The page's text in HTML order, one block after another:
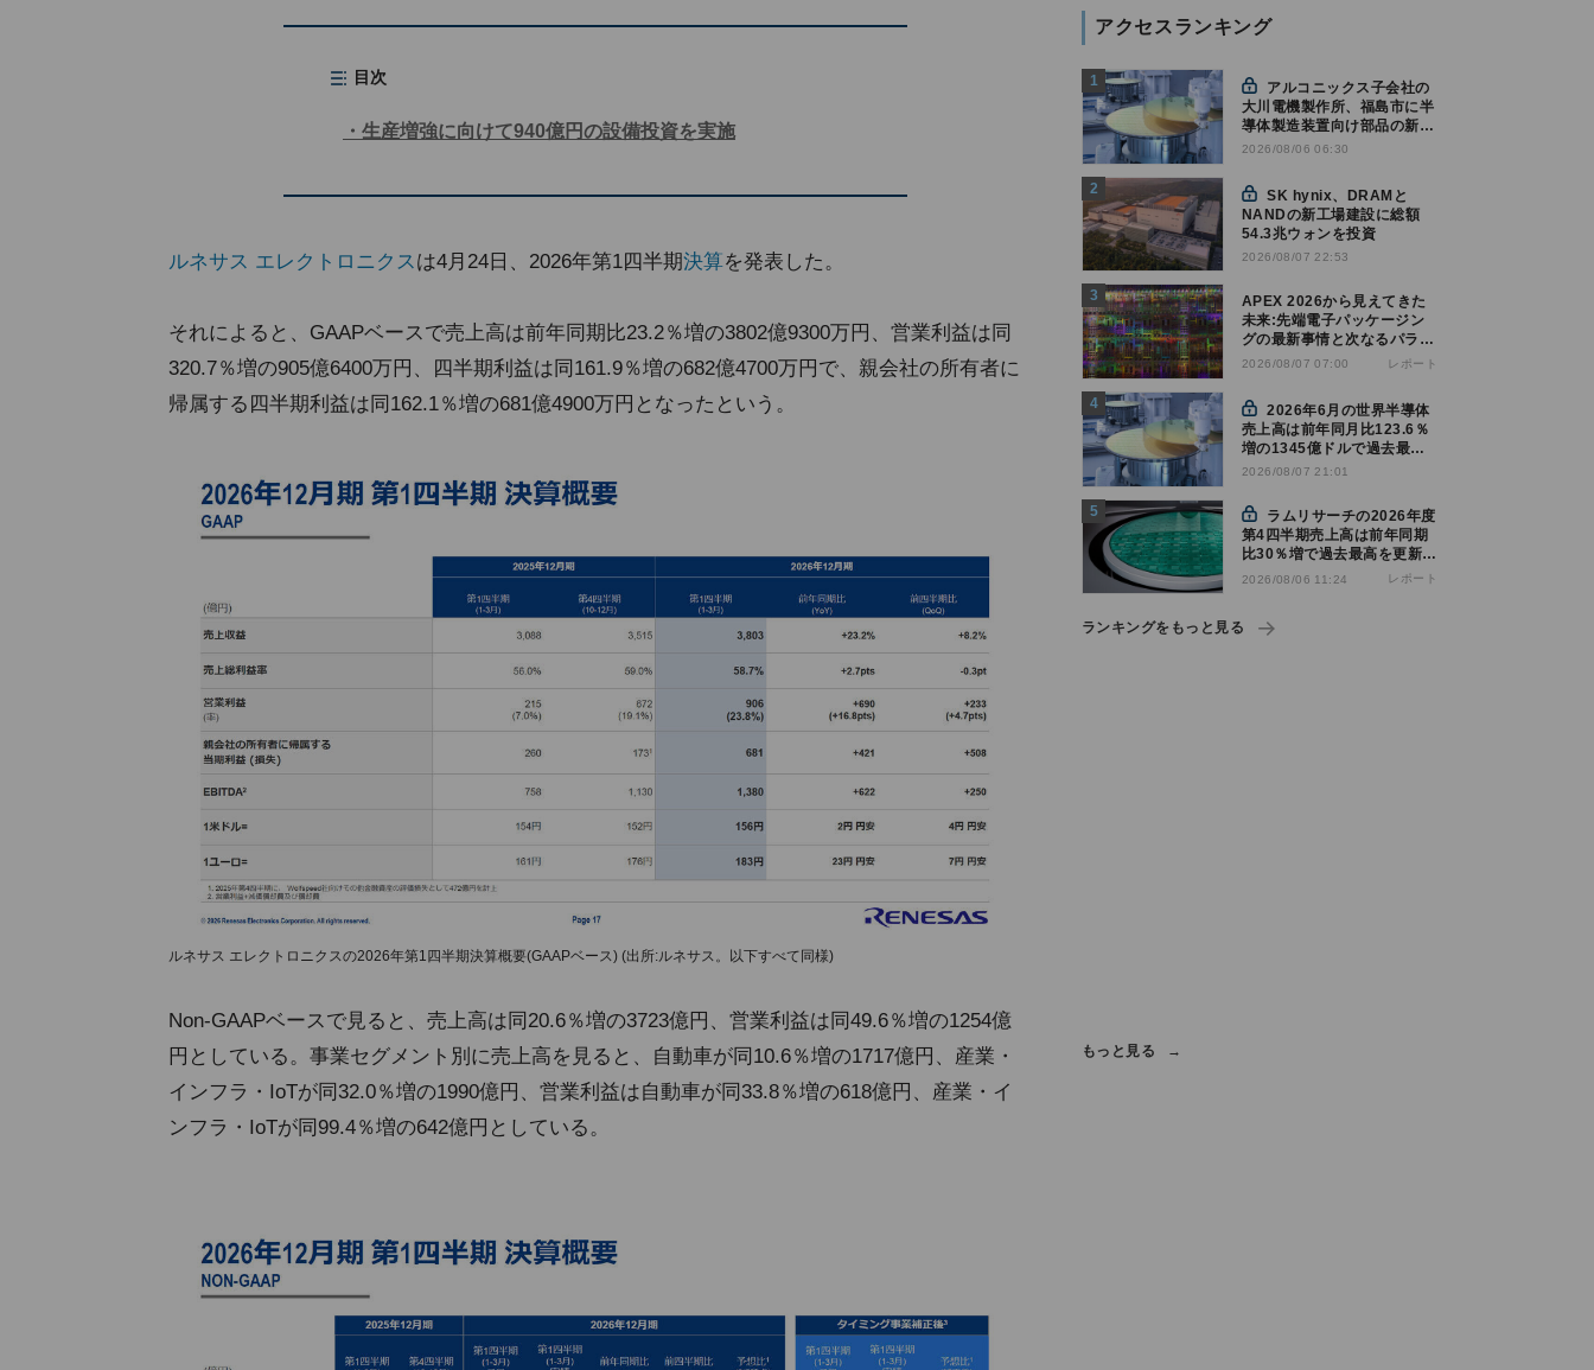
目次
生産増強に向けて940億円の設備投資を実施
ルネサス エレクトロニクスは4月24日、2026年第1四半期決算を発表した。
それによると、GAAPベースで売上高は前年同期比23.2％増の3802億9300万円、営業利益は同
320.7％増の905億6400万円、四半期利益は同161.9％増の682億4700万円で、親会社の所有者に
帰属する四半期利益は同162.1％増の681億4900万円となったという。
ルネサス エレクトロニクスの2026年第1四半期決算概要(GAAPベース) (出所:ルネサス。以下すべて同様)
Non-GAAPベースで見ると、売上高は同20.6％増の3723億円、営業利益は同49.6％増の1254億
円としている。事業セグメント別に売上高を見ると、自動車が同10.6％増の1717億円、産業・
インフラ・IoTが同32.0％増の1990億円、営業利益は自動車が同33.8％増の618億円、産業・イ
ンフラ・IoTが同99.4％増の642億円としている。
アクセスランキング
大川電機製作所、福島市に半
導体製造装置向け部品の新工
場建設を決定
2026/08/06 06:30
SK hynix、DRAMと
NANDの新工場建設に総額
54.3兆ウォンを投資
2026/08/07 22:53
APEX 2026から見えてきた
未来:先端電子パッケージン
グの最新事情と次なるパラダ
イムシフト
2026/08/07 07:00 レポート
2026年6月の世界半導体
売上高は前年同月比123.6％
増の1345億ドルで過去最高
更新 SIA調べ
2026/08/07 21:01
第4四半期売上高は前年同期
比30％増で過去最高を更新、
NAND関連が好調
2026/08/06 11:24 レポート
ランキングをもっと見る
もっと見る